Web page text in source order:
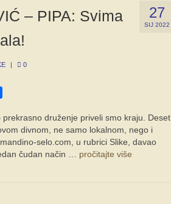
27
SIJ 2022
– PIPA: Svima
0
druženje priveli smo kraju. Deset
divnom, ne samo lokalnom, nego i
selo.com, u rubrici Slike, davao
čudan način … pročitajte više